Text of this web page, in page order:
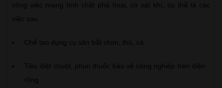
công việc mang tính chất phá hoại, có sát khí, cụ thể là các
việc sau
Chế tạo dụng cụ săn bắt chim, thú, cá
Tiêu diệt chuột, phun thuốc bảo vệ nông nghiệp trên diện
rộng